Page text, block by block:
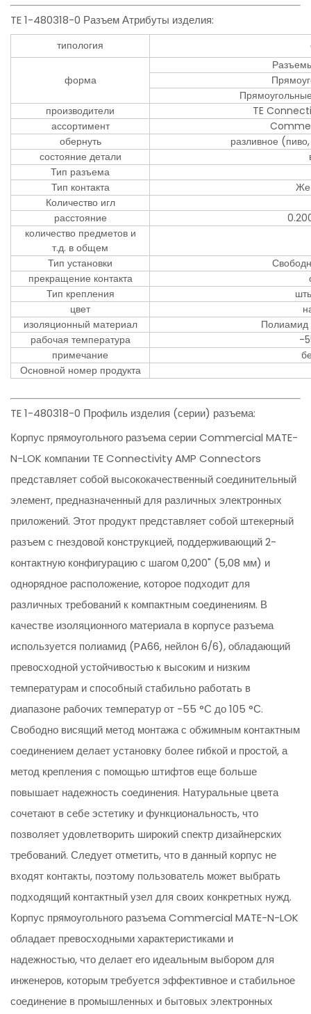
TE 1-480318-0 Разъем Атрибуты изделия:
типология
форма
производители
TE
ассортимент
обернуть
разливное
состояние детали
Тип разъема
Тип контакта
Количество игл
расстояние
количество предметов и
т.д. в общем
Тип установки
прекращение контакта
Тип крепления
цвет
изоляционный материал
рабочая температура
-
примечание
Основной номер продукта
TE 1-480318-0 Профиль изделия (серии) разъема:
Корпус прямоугольного разъема серии Commercial MATE-
N-LOK компании TE Connectivity AMP Connectors
представляет собой высококачественный соединительный
элемент, предназначенный для различных электронных
приложений. Этот продукт представляет собой штекерный
разъем с гнездовой конструкцией, поддерживающий 2-
контактную конфигурацию с шагом 0,200" (5,08 мм) и
однорядное расположение, которое подходит для
различных требований к компактным соединениям. В
качестве изоляционного материала в корпусе разъема
используется полиамид (PA66, нейлон 6/6), обладающий
превосходной устойчивостью к высоким и низким
температурам и способный стабильно работать в
диапазоне рабочих температур от -55 °С до 105 °С.
Свободно висящий метод монтажа с обжимным контактным
соединением делает установку более гибкой и простой, а
метод крепления с помощью штифтов еще больше
повышает надежность соединения. Натуральные цвета
сочетают в себе эстетику и функциональность, что
позволяет удовлетворить широкий спектр дизайнерских
требований. Следует отметить, что в данный корпус не
входят контакты, поэтому пользователь может выбрать
подходящий контактный узел для своих конкретных нужд.
Корпус прямоугольного разъема Commercial MATE-N-LOK
обладает превосходными характеристиками и
надежностью, что делает его идеальным выбором для
инженеров, которым требуется эффективное и стабильное
соединение в промышленных и бытовых электронных